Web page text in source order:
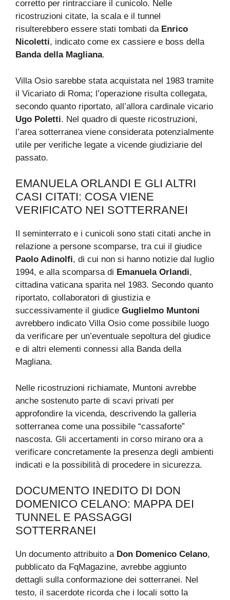
corretto per rintracciare il cunicolo. Nelle
ricostruzioni citate, la scala e il tunnel
risulterebbero essere stati tombati da Enrico
Nicoletti, indicato come ex cassiere e boss della
Banda della Magliana.
Villa Osio sarebbe stata acquistata nel 1983 tramite
il Vicariato di Roma; l’operazione risulta collegata,
secondo quanto riportato, all’allora cardinale vicario
Ugo Poletti. Nel quadro di queste ricostruzioni,
l’area sotterranea viene considerata potenzialmente
utile per verifiche legate a vicende giudiziarie del
passato.
EMANUELA ORLANDI E GLI ALTRI
CASI CITATI: COSA VIENE
VERIFICATO NEI SOTTERRANEI
Il seminterrato e i cunicoli sono stati citati anche in
relazione a persone scomparse, tra cui il giudice
Paolo Adinolfi, di cui non si hanno notizie dal luglio
1994, e alla scomparsa di Emanuela Orlandi,
cittadina vaticana sparita nel 1983. Secondo quanto
riportato, collaboratori di giustizia e
successivamente il giudice Guglielmo Muntoni
avrebbero indicato Villa Osio come possibile luogo
da verificare per un’eventuale sepoltura del giudice
e di altri elementi connessi alla Banda della
Magliana.
Nelle ricostruzioni richiamate, Muntoni avrebbe
anche sostenuto parte di scavi privati per
approfondire la vicenda, descrivendo la galleria
sotterranea come una possibile “cassaforte”
nascosta. Gli accertamenti in corso mirano ora a
verificare concretamente la presenza degli ambienti
indicati e la possibilità di procedere in sicurezza.
DOCUMENTO INEDITO DI DON
DOMENICO CELANO: MAPPA DEI
TUNNEL E PASSAGGI
SOTTERRANEI
Un documento attribuito a Don Domenico Celano,
pubblicato da FqMagazine, avrebbe aggiunto
dettagli sulla conformazione dei sotterranei. Nel
testo, il sacerdote ricorda che i locali sotto la